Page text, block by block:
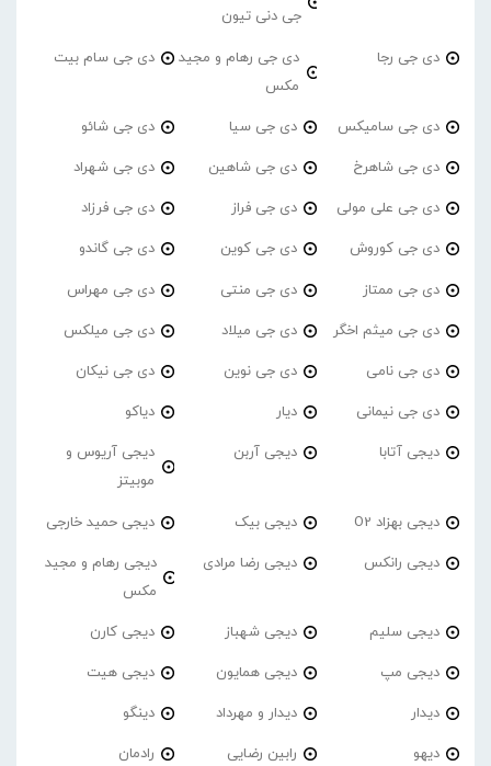
جی دنی تیون
دی جی رجا
دی جی رهام و مجید
مکس
دی جی سام بیت
دی جی سامیکس دی جی سیا دی جی شائو
دی جی شاهرخ دی جی شاهین دی جی شهراد
دی جی علی مولی دی جی فراز دی جی فرزاد
دی جی کوروش دی جی کوین دی جی گاندو
دی جی ممتاز دی جی منتی دی جی مهراس
دی جی میثم اخگر دی جی میلاد دی جی میلکس
دی جی نامی دی جی نوین دی جی نیکان
دی جی نیمانی دیار دیاکو
دیجی آتابا دیجی آربن
دیجی آریوس و
موبیتز
دیجی بهزاد O2 دیجی بیک دیجی حمید خارجی
دیجی رانکس دیجی رضا مرادی
دیجی رهام و مجید
مکس
دیجی سلیم دیجی شهباز دیجی کارن
دیجی مپ دیجی همایون دیجی هیت
دیدار دیدار و مهرداد دینگو
دیهو رابین رضایی رادمان